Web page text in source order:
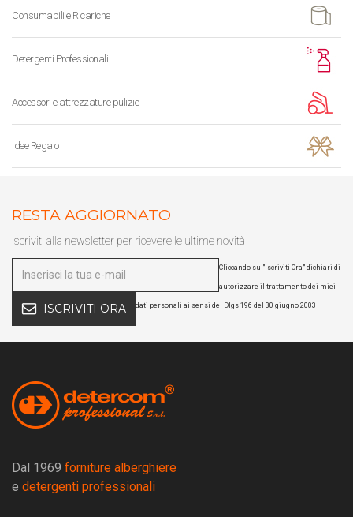
Consumabili e Ricariche
Detergenti Professionali
Accessori e attrezzature pulizie
Idee Regalo
RESTA AGGIORNATO
Iscriviti alla newsletter per ricevere le ultime novità
ISCRIVITI ORA
Cliccando su "Iscriviti Ora" dichiari di
autorizzare il trattamento dei miei
dati personali ai sensi del Dlgs 196 del 30 giugno 2003
Dal 1969 forniture alberghiere
e detergenti professionali